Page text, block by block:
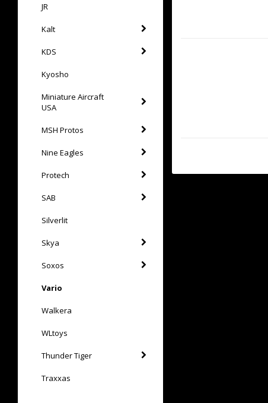
JR
Kalt
KDS
Kyosho
Miniature Aircraft
USA
MSH Protos
Nine Eagles
Protech
SAB
Silverlit
Skya
Soxos
Vario
Walkera
WLtoys
Thunder Tiger
Traxxas